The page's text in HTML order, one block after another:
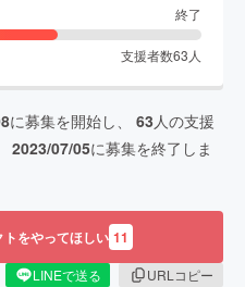
終了
支援者数63人
に募集を開始し、 63人の支援
2023/07/05に募集を終了しま
をやってほしい 11
LINEで送る
URLコピー